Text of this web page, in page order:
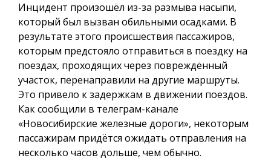
Инцидент произошёл из-за размыва насыпи,
который был вызван обильными осадками. В
результате этого происшествия пассажиров,
которым предстояло отправиться в поездку на
поездах, проходящих через повреждённый
участок, перенаправили на другие маршруты.
Это привело к задержкам в движении поездов.
Как сообщили в телеграм-канале
«Новосибирские железные дороги», некоторым
пассажирам придётся ожидать отправления на
несколько часов дольше, чем обычно.